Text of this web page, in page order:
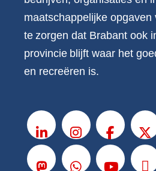
maatschappelijke opgaven
te zorgen dat Brabant ook
provincie blijft waar het
en recreëren is.
LinkedInInstagramFacebook
X